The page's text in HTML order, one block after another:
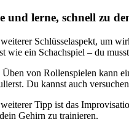
und lerne, schnell zu
Schlüsselaspekt, um
wie ein Schachspiel – du
Üben von Rollenspielen kann
Du kannst auch
Tipp ist das
Gehirn zu trainieren.